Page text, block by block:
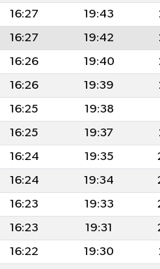
16:27 19:43
16:27 19:42
16:26 19:40
16:26 19:39
16:25 19:38
16:25 19:37
16:24 19:35
16:24 19:34
16:23 19:33
16:23 19:31
16:22 19:30